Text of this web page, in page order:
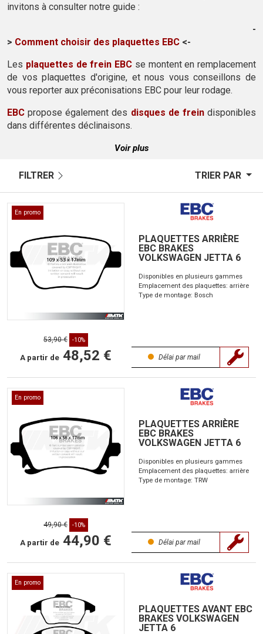
invitons à consulter notre guide :
-
> Comment choisir des plaquettes EBC <-
Les plaquettes de frein EBC se montent en remplacement
de vos plaquettes d'origine, et nous vous conseillons de
vous reporter aux préconisations EBC pour leur rodage.
EBC propose également des disques de freindisponibles
dans différentes déclinaisons.
Voir plus
FILTRER TRIER PAR
En promo
PLAQUETTES ARRIÈRE
EBC BRAKES
VOLKSWAGEN JETTA 6
Disponibles en plusieurs gammes
Emplacement des plaquettes: arrière
Type de montage: Bosch
53,90 € -10%
A partir de 48,52 € Délai par mail
En promo
PLAQUETTES ARRIÈRE
EBC BRAKES
VOLKSWAGEN JETTA 6
Disponibles en plusieurs gammes
Emplacement des plaquettes: arrière
Type de montage: TRW
49,90 € -10%
A partir de 44,90 € Délai par mail
En promo
PLAQUETTES AVANT EBC
BRAKES VOLKSWAGEN
JETTA 6